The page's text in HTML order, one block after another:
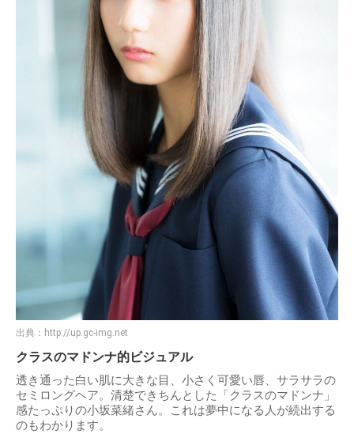
出典： http://up.gc-img.net
クラスのマドンナ的ビジュアル
透き通った白い肌に大きな目、小さく可愛い唇、サラサラの
セミロングヘア。清楚できちんとした「クラスのマドンナ」
感たっぷりの小坂菜緒さん。これは夢中になる人が続出する
のもわかります。